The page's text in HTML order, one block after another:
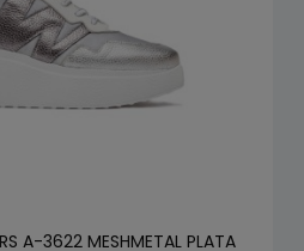
A-3622 MESHMETAL PLATA